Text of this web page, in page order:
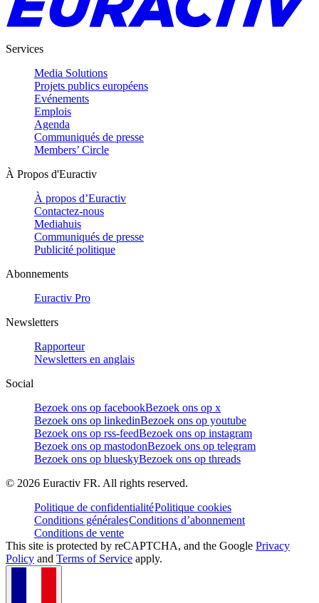
Services
Media Solutions
Projets publics européens
Evénements
Emplois
Agenda
Communiqués de presse
Members’ Circle
À Propos d'Euractiv
À propos d’Euractiv
Contactez-nous
Mediahuis
Communiqués de presse
Publicité politique
Abonnements
Euractiv Pro
Newsletters
Rapporteur
Newsletters en anglais
Social
Bezoek ons op facebookBezoek ons op x
Bezoek ons op linkedinBezoek ons op youtube
Bezoek ons op rss-feedBezoek ons op instagram
Bezoek ons op mastodonBezoek ons op telegram
Bezoek ons op blueskyBezoek ons op threads
© 2026 Euractiv FR. All rights reserved.
Politique de confidentialitéPolitique cookies
Conditions généralesConditions d’abonnement
Conditions de vente
This site is protected by reCAPTCHA, and the Google Privacy
Policy and Terms of Service apply.